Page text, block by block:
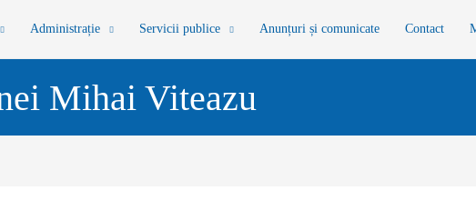
Administrație Servicii publice Anunțuri și comunicate Contact
Mihai Viteazu